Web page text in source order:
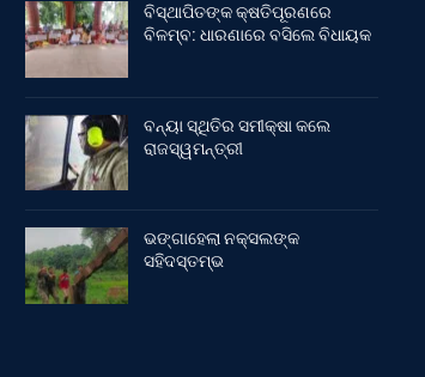
ବିସ୍ଥାପିତଙ୍କ କ୍ଷତିପୂରଣରେ
ବିଳମ୍ବ: ଧାରଣାରେ ବସିଲେ ବିଧାୟକ
ବନ୍ୟା ସ୍ଥିତିର ସମୀକ୍ଷା କଲେ
ରାଜସ୍ୱମନ୍ତ୍ରୀ
ଭଙ୍ଗାହେଲା ନକ୍ସଲଙ୍କ
ସହିଦସ୍ତମ୍ଭ